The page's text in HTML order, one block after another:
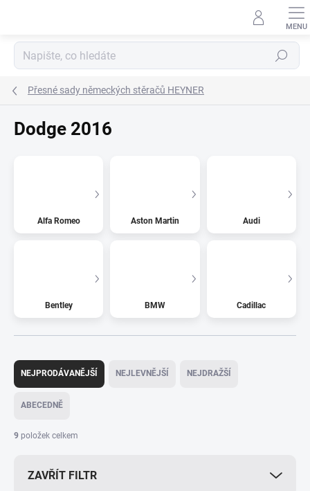
Hledat
Přesné sady německých stěračů HEYNER
Dodge 2016
Alfa Romeo Aston Martin Audi
Bentley BMW Cadillac
Ř
z
í
NEJPRODÁVANĚJŠÍ NEJLEVNĚJŠÍ NEJDRAŽŠÍ
ABECEDNĚ
9 položek celkem
ZAVŘÍT FILTR